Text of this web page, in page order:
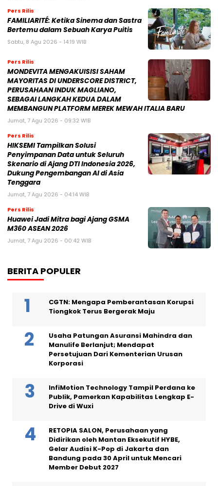
Pers Rilis
FAMILIARITÉ: Ketika Sinema dan Sastra
Bertemu dalam Sebuah Karya Puitis
Sabtu, 8 Agu 2026 - 14:19 WIB
Pers Rilis
MONDEVITA MENGAKUISISI SAHAM
MAYORITAS DI UNDERSCORE DISTRICT,
PERUSAHAAN INDUK MAGLIANO,
SEBAGAI LANGKAH KEDUA DALAM
MEMBANGUN PLATFORM MEREK MEWAH ITALIA BARU
Jumat, 7 Agu 2026 - 09:32 WIB
Pers Rilis
HIKSEMI Tampilkan Solusi
Penyimpanan Data untuk Seluruh
Skenario di Ajang DTI Indonesia 2026,
Dukung Pengembangan AI di Asia
Tenggara
Jumat, 7 Agu 2026 - 04:14 WIB
Pers Rilis
Huawei Jadi Mitra bagi Ajang GSMA
M360 ASEAN 2026
Jumat, 7 Agu 2026 - 00:42 WIB
BERITA POPULER
CGTN: Mengapa Pemberantasan Korupsi
Tiongkok Terus Bergerak Maju
Usaha Patungan Asuransi Mahindra dan
Manulife Berlanjut; Mendapat
Persetujuan Dari Kementerian Urusan
Korporasi
InfiMotion Technology Tampil Perdana ke
Publik, Pamerkan Kapabilitas Lengkap E-
Drive di Wuxi
RETOPIA SALON, Perusahaan yang
Didirikan oleh Mantan Eksekutif HYBE,
Gelar Audisi K-Pop di Jakarta dan
Bandung pada 30 April untuk Mencari
Member Debut 2027